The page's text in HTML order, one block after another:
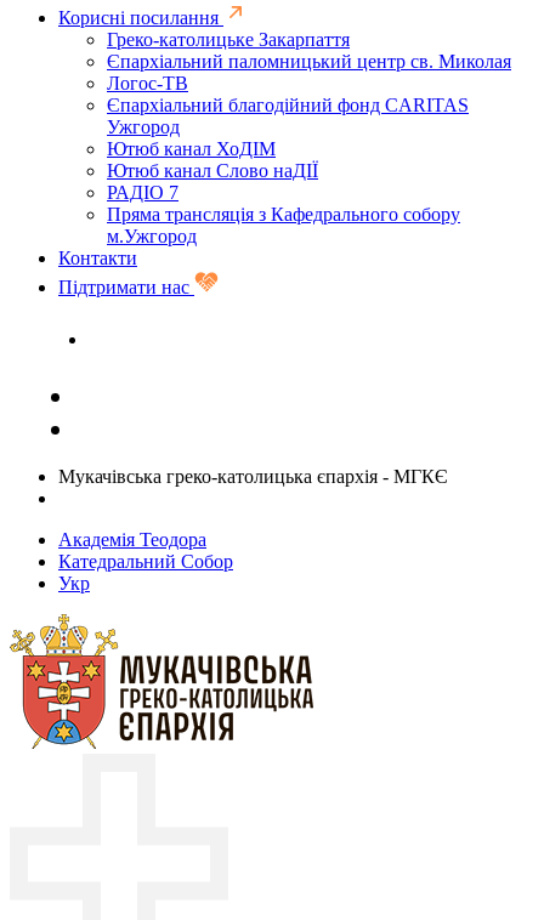
Корисні посилання
Греко-католицьке Закарпаття
Єпархіальний паломницький центр св. Миколая
Логос-ТВ
Єпархіальний благодійний фонд CARITAS
Ужгород
Ютюб канал ХоДІМ
Ютюб канал Слово наДІЇ
РАДІО 7
Пряма трансляція з Кафедрального собору
м.Ужгород
Контакти
Підтримати нас
Мукачівська греко-католицька єпархія - МГКЄ
Академія Теодора
Катедральний Собор
Укр